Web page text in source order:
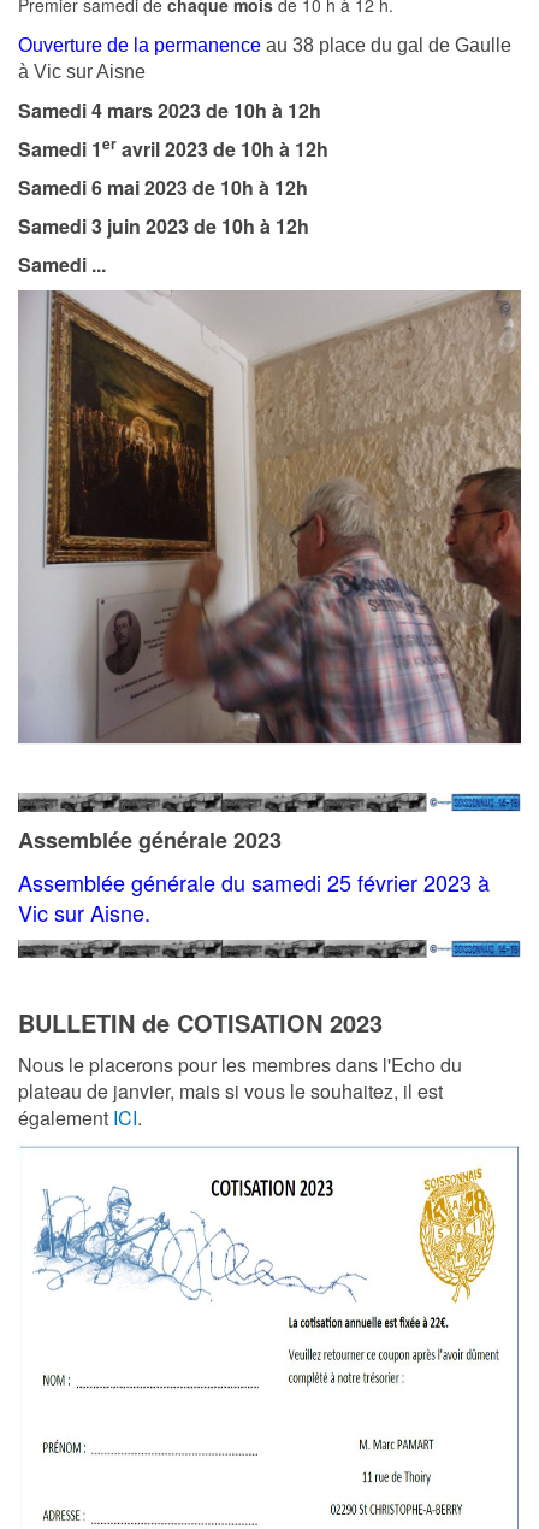
Premier samedi de chaque mois de 10 h à 12 h.
Ouverture de la permanence au 38 place du gal de Gaulle
à Vic sur Aisne
Samedi 4 mars 2023 de 10h à 12h
Samedi 1er avril 2023 de 10h à 12h
Samedi 6 mai 2023 de 10h à 12h
Samedi 3 juin 2023 de 10h à 12h
Samedi ...
Assemblée générale 2023
Assemblée générale du samedi 25 février 2023 à
Vic sur Aisne.
BULLETIN de COTISATION 2023
Nous le placerons pour les membres dans l'Echo du
plateau de janvier, mais si vous le souhaitez, il est
également ICI.